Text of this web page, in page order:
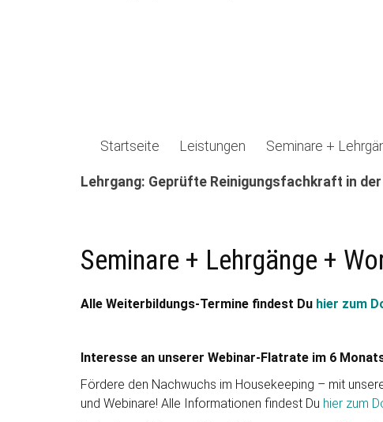
Startseite Leistungen Seminare +
Lehrgang: Geprüfte Reinigungsfachkraft in
Seminare + Lehrgänge +
Alle Weiterbildungs-Termine findest Du hier zum
Interesse an unserer Webinar-Flatrate im 6
Fördere den Nachwuchs im Housekeeping – mit
und Webinare! Alle Informationen findest Du hier zum